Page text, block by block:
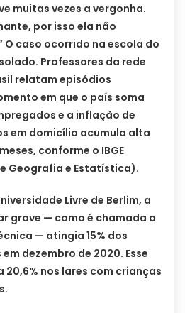
muitas vezes a vergonha.
por isso ela não
O caso ocorrido na escola do
Professores da rede
relatam episódios
em que o país soma
e a inflação de
em domicílio acumula alta
conforme o IBGE
Geografia e Estatística).
Livre de Berlim, a
grave — como é chamada a
— atingia 15% dos
dezembro de 2020. Esse
nos lares com crianças